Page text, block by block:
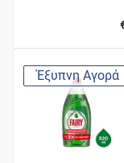
Έξυπνη Αγορά